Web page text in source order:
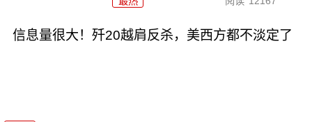
信息量很大！歼20越肩反杀，美西方都不淡定了